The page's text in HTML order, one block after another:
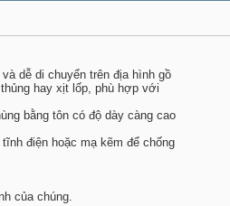
dễ di chuyển trên địa hình gồ
hay xịt lốp, phù hợp với
bằng tôn có độ dày càng cao
điện hoặc mạ kẽm để chống
của chúng.